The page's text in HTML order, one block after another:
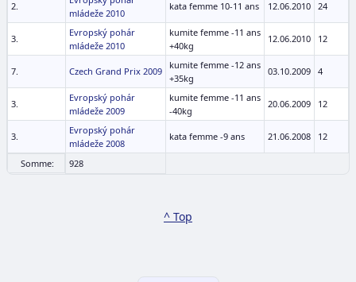
2.
mládeže 2010
kata femme 10-11 ans 12.06.2010 24
3.
Evropský pohár
mládeže 2010
kumite femme -11 ans
+40kg
12.06.2010 12
7. Czech Grand Prix 2009
kumite femme -12 ans
+35kg
03.10.2009 4
3.
Evropský pohár
mládeže 2009
kumite femme -11 ans
-40kg
20.06.2009 12
3.
Evropský pohár
mládeže 2008
kata femme -9 ans 21.06.2008 12
Somme: 928
^ Top